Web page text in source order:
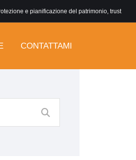
e pianificazione del patrimonio, trust
CONTATTAMI